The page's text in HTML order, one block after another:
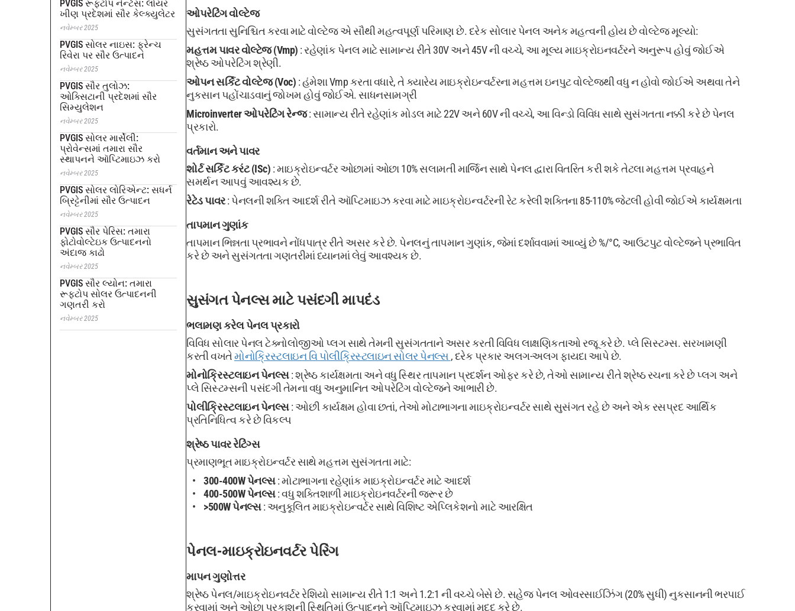
PVGIS રૂફટોપ નેન્ટેસ: લોયર
ખીણ પ્રદેશમાં સૌર કેલ્ક્યુલેટર
નવેમ્બર 2025
PVGIS સોલર નાઇસ: ફ્રેન્ચ
રિવેરા પર સૌર ઉત્પાદન
નવેમ્બર 2025
PVGIS સૌર તુલોઝ:
ઓક્સિટાની પ્રદેશમાં સૌર
સિમ્યુલેશન
નવેમ્બર 2025
PVGIS સોલર માર્સેલી:
પ્રોવેન્સમાં તમારા સૌર
સ્થાપનને ઑપ્ટિમાઇઝ કરો
નવેમ્બર 2025
PVGIS સોલર લોરિએન્ટ: સધર્ન
બ્રિટ્ટેનીમાં સૌર ઉત્પાદન
નવેમ્બર 2025
PVGIS સૌર પેરિસ: તમારા
ફોટોવોલ્ટેઇક ઉત્પાદનનો
અંદાજ કાઢો
નવેમ્બર 2025
PVGIS સૌર લ્યોન: તમારા
રૂફટોપ સોલર ઉત્પાદનની
ગણતરી કરો
નવેમ્બર 2025
ઓપરેટિંગ વોલ્ટેજ
સુસંગતતા સુનિશ્ચિત કરવા માટે વોલ્ટેજ એ સૌથી મહત્વપૂર્ણ પરિમાણ છે. દરેક સોલાર પેનલ અનેક મહત્વની હોય છે વોલ્ટેજ મૂલ્યો:
મહત્તમ પાવર વોલ્ટેજ (Vmp) : રહેણાંક પેનલ માટે સામાન્ય રીતે 30V અને 45V ની વચ્ચે, આ મૂલ્ય માઇક્રોઇનવર્ટરને અનુરૂપ હોવું જોઈએ
શ્રેષ્ઠ ઓપરેટિંગ શ્રેણી.
ઓપન સર્કિટ વોલ્ટેજ (Voc) : હંમેશા Vmp કરતા વધારે, તે ક્યારેય માઇક્રોઇન્વર્ટરના મહત્તમ ઇનપુટ વોલ્ટેજથી વધુ ન હોવો જોઈએ અથવા તેને
નુકસાન પહોંચાડવાનું જોખમ હોવું જોઈએ. સાધનસામગ્રી
Microinverter ઓપરેટિંગ રેન્જ: સામાન્ય રીતે રહેણાંક મોડલ માટે 22V અને 60V ની વચ્ચે, આ વિન્ડો વિવિધ સાથે સુસંગતતા નક્કી કરે છે પેનલ
પ્રકારો.
વર્તમાન અને પાવર
શોર્ટ સર્કિટ કરંટ (ISc) : માઇક્રોઇન્વર્ટર ઓછામાં ઓછા 10% સલામતી માર્જિન સાથે પેનલ દ્વારા વિતરિત કરી શકે તેટલા મહત્તમ પ્રવાહને
સમર્થન આપવું આવશ્યક છે.
રેટેડ પાવર: પેનલની શક્તિ આદર્શ રીતે ઑપ્ટિમાઇઝ કરવા માટે માઇક્રોઇન્વર્ટરની રેટ કરેલી શક્તિના 85-110% જેટલી હોવી જોઈએ કાર્યક્ષમતા
તાપમાન ગુણાંક
તાપમાન ભિન્નતા પ્રભાવને નોંધપાત્ર રીતે અસર કરે છે. પેનલનું તાપમાન ગુણાંક, જેમાં દર્શાવવામાં આવ્યું છે %/°C, આઉટપુટ વોલ્ટેજને પ્રભાવિત
કરે છે અને સુસંગતતા ગણતરીમાં ધ્યાનમાં લેવું આવશ્યક છે.
સુસંગત પેનલ્સ માટે પસંદગી માપદંડ
ભલામણ કરેલ પેનલ પ્રકારો
વિવિધ સોલાર પેનલ ટેક્નોલોજીઓ પ્લગ સાથે તેમની સુસંગતતાને અસર કરતી વિવિધ લાક્ષણિકતાઓ રજૂ કરે છે. પ્લે સિસ્ટમ્સ. સરખામણી
કરતી વખતેમોનોક્રિસ્ટલાઇન વિ પોલીક્રિસ્ટલાઇન સોલર પેનલ્સ , દરેક પ્રકાર અલગ-અલગ ફાયદા આપે છે.
મોનોક્રિસ્ટલાઇન પેનલ્સ: શ્રેષ્ઠ કાર્યક્ષમતા અને વધુ સ્થિર તાપમાન પ્રદર્શન ઓફર કરે છે, તેઓ સામાન્ય રીતે શ્રેષ્ઠ રચના કરે છે પ્લગ અને
પ્લે સિસ્ટમ્સની પસંદગી તેમના વધુ અનુમાનિત ઓપરેટિંગ વોલ્ટેજને આભારી છે.
પોલીક્રિસ્ટલાઇન પેનલ્સ: ઓછી કાર્યક્ષમ હોવા છતાં, તેઓ મોટાભાગના માઇક્રોઇન્વર્ટર સાથે સુસંગત રહે છે અને એક રસપ્રદ આર્થિક
પ્રતિનિધિત્વ કરે છે વિકલ્પ
શ્રેષ્ઠ પાવર રેટિંગ્સ
પ્રમાણભૂત માઇક્રોઇન્વર્ટર સાથે મહત્તમ સુસંગતતા માટે:
300-400W પેનલ્સ: મોટાભાગના રહેણાંક માઇક્રોઇન્વર્ટર માટે આદર્શ
400-500W પેનલ્સ: વધુ શક્તિશાળી માઇક્રોઇનવર્ટરની જરૂર છે
>500W પેનલ્સ: અનુકૂલિત માઇક્રોઇન્વર્ટર સાથે વિશિષ્ટ એપ્લિકેશનો માટે આરક્ષિત
પેનલ-માઇક્રોઇનવર્ટર પેરિંગ
માપન ગુણોત્તર
શ્રેષ્ઠ પેનલ/માઇક્રોઇનવર્ટર રેશિયો સામાન્ય રીતે 1:1 અને 1.2:1 ની વચ્ચે બેસે છે. સહેજ પેનલ ઓવરસાઈઝિંગ (20% સુધી) નુકસાનની ભરપાઈ
કરવામાં અને ઓછા પ્રકાશની સ્થિતિમાં ઉત્પાદનને ઑપ્ટિમાઇઝ કરવામાં મદદ કરે છે.